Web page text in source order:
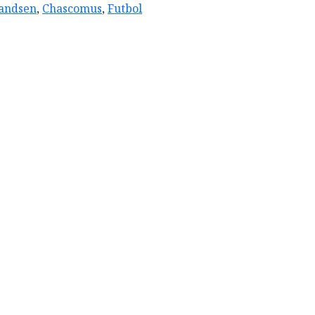
, Chascomus,Futbol